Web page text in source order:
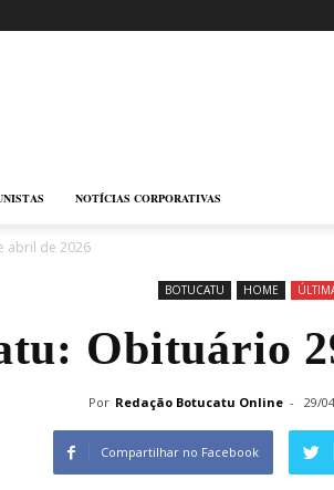
NOTÍCIAS CORPORATIVAS
abril de 2026
BOTUCATU HOME
Obituário
Por Redação Botucatu Online - 29/
Compartilhar no Facebook